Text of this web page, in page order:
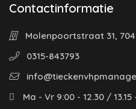
Contactinformatie
Molenpoortstraat 31,
0315-843793
Ma - Vr 9:00 - 12.30 / 13.15